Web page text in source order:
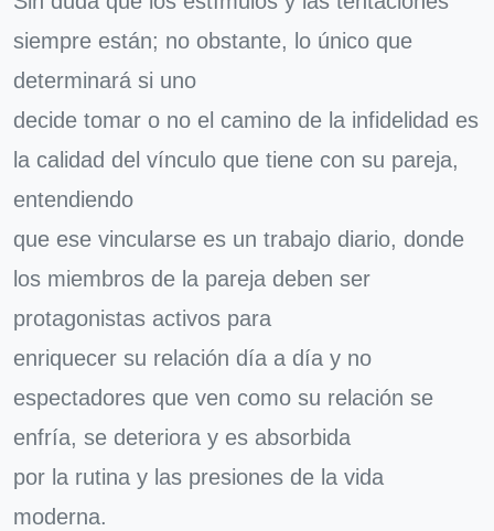
siempre están; no obstante, lo único que
determinará si uno
decide tomar o no el camino de la infidelidad es
la calidad del vínculo que tiene con su pareja,
entendiendo
que ese vincularse es un trabajo diario, donde
los miembros de la pareja deben ser
protagonistas activos para
enriquecer su relación día a día y no
espectadores que ven como su relación se
enfría, se deteriora y es absorbida
por la rutina y las presiones de la vida
moderna.